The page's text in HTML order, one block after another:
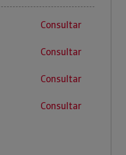
Consultar
Consultar
Consultar
Consultar